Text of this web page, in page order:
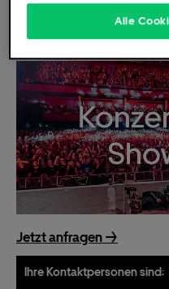
Jetzt anfragen ->
Ihre Kontaktpersonen sind:
Alle